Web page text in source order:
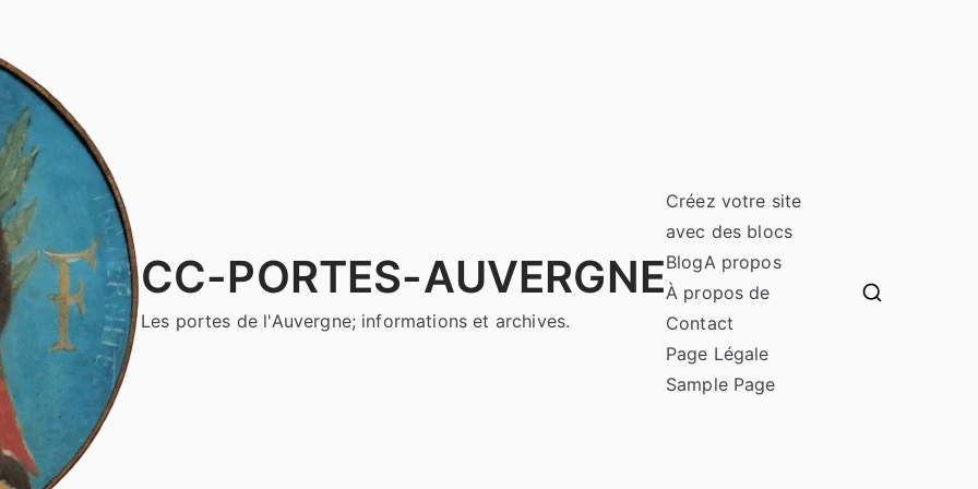
CC-PORTES-AUVERGNE
Les portes de l'Auvergne; informations et archives.
Créez votre site
avec des blocs
BlogA propos
À propos de
Contact
Page Légale
Sample Page